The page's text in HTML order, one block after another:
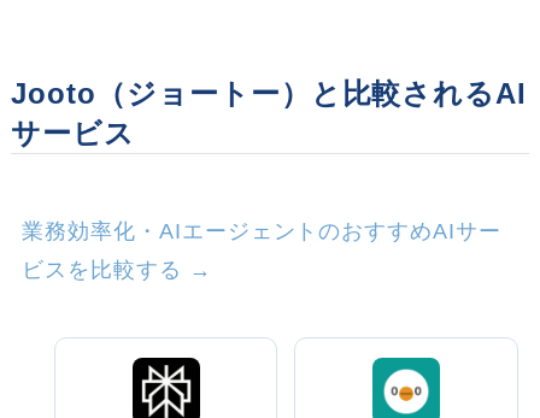
Jooto（ジョートー）と比較されるAI
サービス
業務効率化・AIエージェントのおすすめAIサー
ビスを比較する →